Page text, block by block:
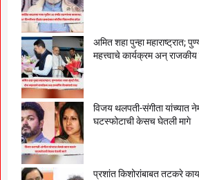
अमित शहा पुन्हा महाराष्ट्रात;
महत्त्वाचे कार्यक्रम अन्
विजय थलपती-संगीता यांच्यात
घटस्फोटाची केसच घेतली मागे
प्रशांत किशोरांबाबत तटकरे